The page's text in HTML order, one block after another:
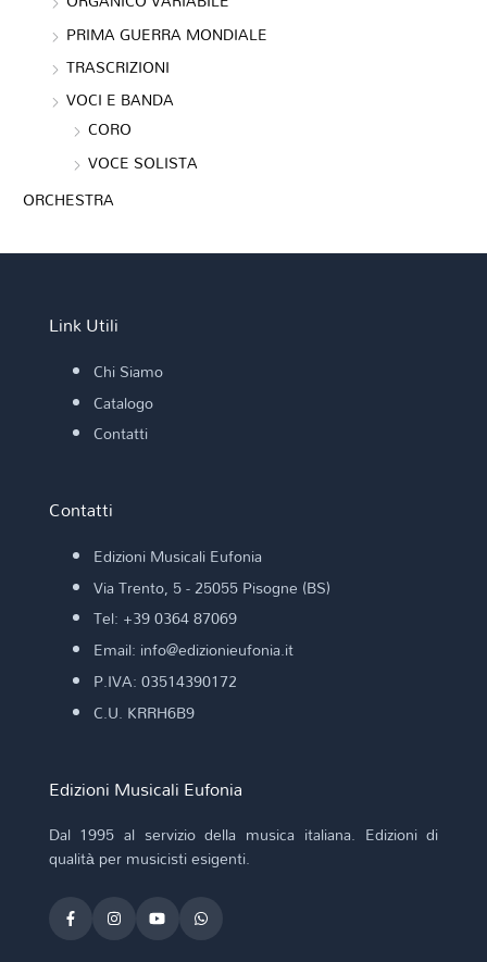
PRIMA GUERRA MONDIALE
TRASCRIZIONI
VOCI E BANDA
CORO
VOCE SOLISTA
ORCHESTRA
Link Utili
Chi Siamo
Catalogo
Contatti
Contatti
Edizioni Musicali Eufonia
Via Trento, 5 - 25055 Pisogne (BS)
Tel: +39 0364 87069
Email: info@edizionieufonia.it
P.IVA: 03514390172
C.U. KRRH6B9
Edizioni Musicali Eufonia
Dal 1995 al servizio della musica italiana. Edizioni di
qualità per musicisti esigenti.